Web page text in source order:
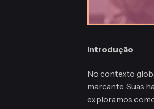
Introdução
No contexto
marcante. Suas
exploramos